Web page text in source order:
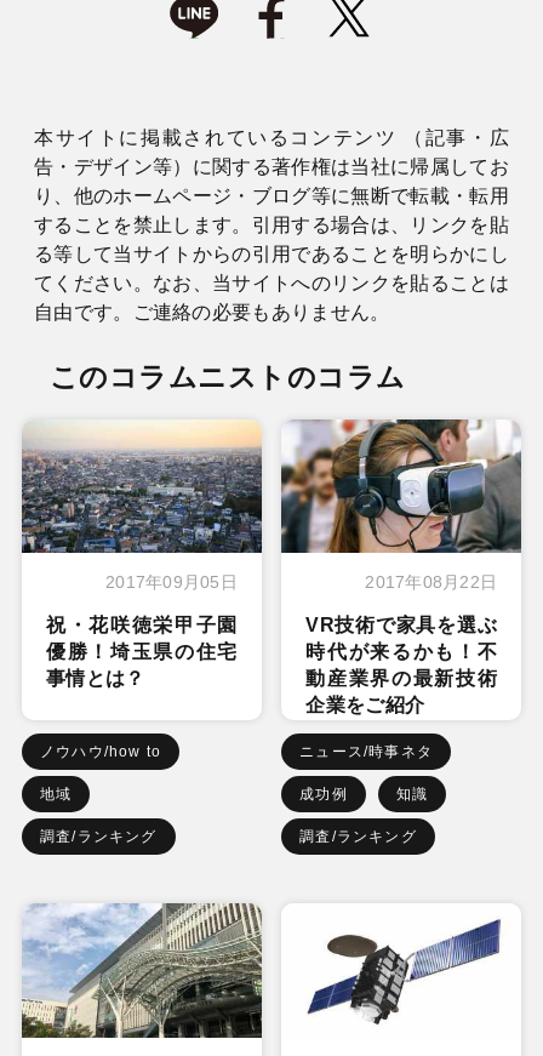
本サイトに掲載されているコンテンツ （記事・広
告・デザイン等）に関する著作権は当社に帰属してお
り、他のホームページ・ブログ等に無断で転載・転用
することを禁止します。引用する場合は、リンクを貼
る等して当サイトからの引用であることを明らかにし
てください。なお、当サイトへのリンクを貼ることは
自由です。ご連絡の必要もありません。
このコラムニストのコラム
2017年09月05日
祝・花咲徳栄甲子園
優勝！埼玉県の住宅
事情とは？
ノウハウ/how to
地域
調査/ランキング
2017年08月22日
VR技術で家具を選ぶ
時代が来るかも！不
動産業界の最新技術
企業をご紹介
ニュース/時事ネタ
成功例 知識
調査/ランキング